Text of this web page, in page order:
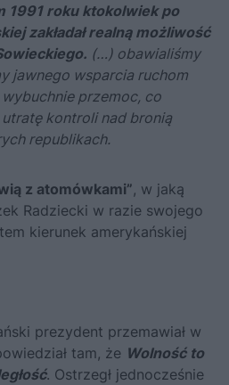
1991 roku ktokolwiek po
zakładał realną możliwość
(…) obawialiśmy
jawnego wsparcia ruchom
przemoc, co
kontroli nad bronią
republikach.
z atomówkami”, w jaką
Radziecki w razie swojego
kierunek amerykańskiej
prezydent przemawiał w
tam, że Wolność to
. Ostrzegł jednocześnie